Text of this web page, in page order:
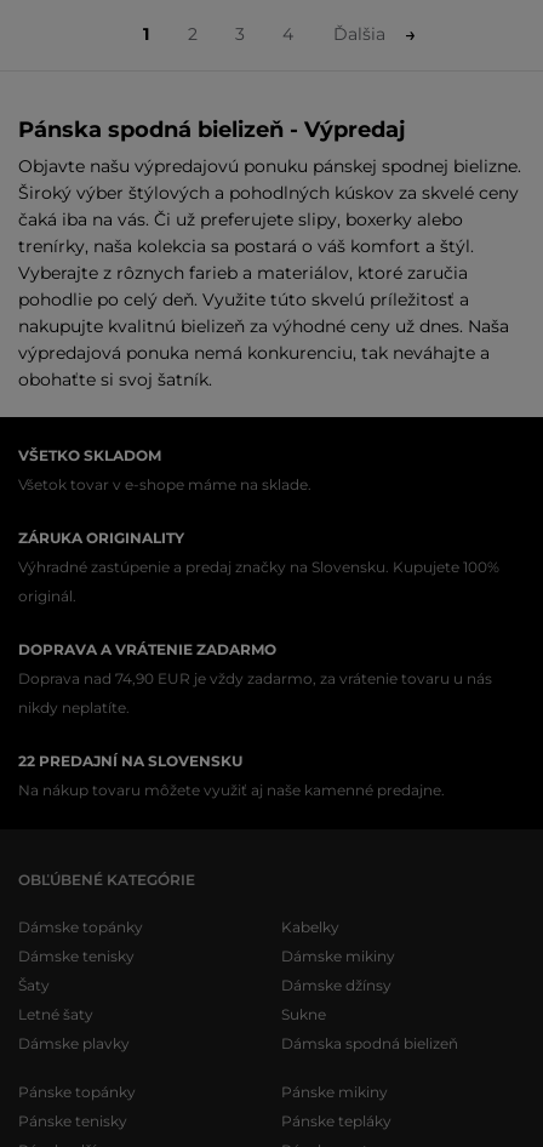
1 2 3 4 Ďalšia
Pánska spodná bielizeň - Výpredaj
Objavte našu výpredajovú ponuku pánskej spodnej bielizne.
Široký výber štýlových a pohodlných kúskov za skvelé ceny
čaká iba na vás. Či už preferujete slipy, boxerky alebo
trenírky, naša kolekcia sa postará o váš komfort a štýl.
Vyberajte z rôznych farieb a materiálov, ktoré zaručia
pohodlie po celý deň. Využite túto skvelú príležitosť a
nakupujte kvalitnú bielizeň za výhodné ceny už dnes. Naša
výpredajová ponuka nemá konkurenciu, tak neváhajte a
obohaťte si svoj šatník.
VŠETKO SKLADOM
Všetok tovar v e-shope máme na sklade.
ZÁRUKA ORIGINALITY
Výhradné zastúpenie a predaj značky na Slovensku. Kupujete 100%
originál.
DOPRAVA A VRÁTENIE ZADARMO
Doprava nad 74,90 EUR je vždy zadarmo, za vrátenie tovaru u nás
nikdy neplatíte.
22 PREDAJNÍ NA SLOVENSKU
Na nákup tovaru môžete využiť aj naše kamenné predajne.
OBĽÚBENÉ KATEGÓRIE
Dámske topánky
Dámske tenisky
Šaty
Letné šaty
Dámske plavky
Kabelky
Dámske mikiny
Dámske džínsy
Sukne
Dámska spodná bielizeň
Pánske topánky
Pánske tenisky
Pánske mikiny
Pánske tepláky